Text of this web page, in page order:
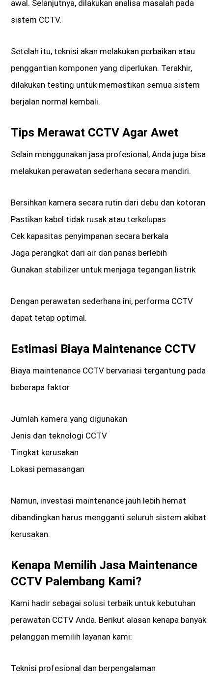
awal. Selanjutnya, dilakukan analisa masalah pada
sistem CCTV.
Setelah itu, teknisi akan melakukan perbaikan atau
penggantian komponen yang diperlukan. Terakhir,
dilakukan testing untuk memastikan semua sistem
berjalan normal kembali.
Tips Merawat CCTV Agar Awet
Selain menggunakan jasa profesional, Anda juga bisa
melakukan perawatan sederhana secara mandiri.
Bersihkan kamera secara rutin dari debu dan kotoran
Pastikan kabel tidak rusak atau terkelupas
Cek kapasitas penyimpanan secara berkala
Jaga perangkat dari air dan panas berlebih
Gunakan stabilizer untuk menjaga tegangan listrik
Dengan perawatan sederhana ini, performa CCTV
dapat tetap optimal.
Estimasi Biaya Maintenance CCTV
Biaya maintenance CCTV bervariasi tergantung pada
beberapa faktor.
Jumlah kamera yang digunakan
Jenis dan teknologi CCTV
Tingkat kerusakan
Lokasi pemasangan
Namun, investasi maintenance jauh lebih hemat
dibandingkan harus mengganti seluruh sistem akibat
kerusakan.
Kenapa Memilih Jasa Maintenance
CCTV Palembang Kami?
Kami hadir sebagai solusi terbaik untuk kebutuhan
perawatan CCTV Anda. Berikut alasan kenapa banyak
pelanggan memilih layanan kami:
Teknisi profesional dan berpengalaman